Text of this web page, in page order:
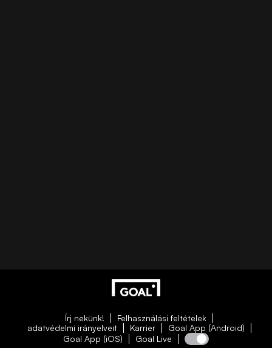
Írj nekünk!
Felhasználási feltételek
adatvédelmi irányelveit
Karrier
Goal App (Android)
Goal App (iOS)
Goal Live